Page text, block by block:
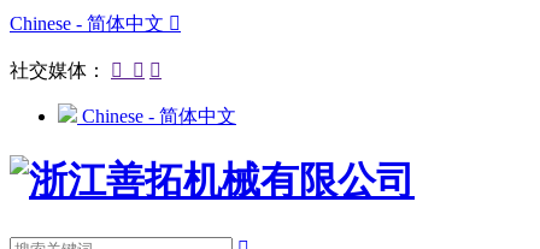
Chinese - 简体中文 
社交媒体：   
Chinese - 简体中文